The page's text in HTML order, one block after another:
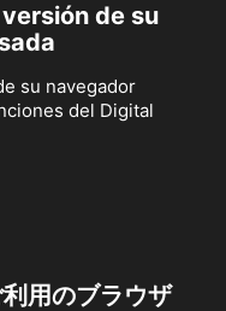
de su
su navegador
del Digital
用のブラウザ